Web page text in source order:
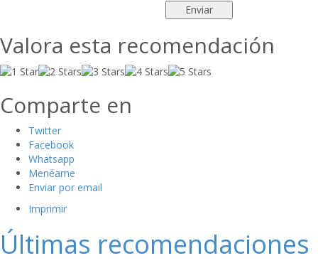
Valora esta recomendación
Comparte en
Twitter
Facebook
Whatsapp
Menéame
Enviar por email
Imprimir
Últimas recomendaciones